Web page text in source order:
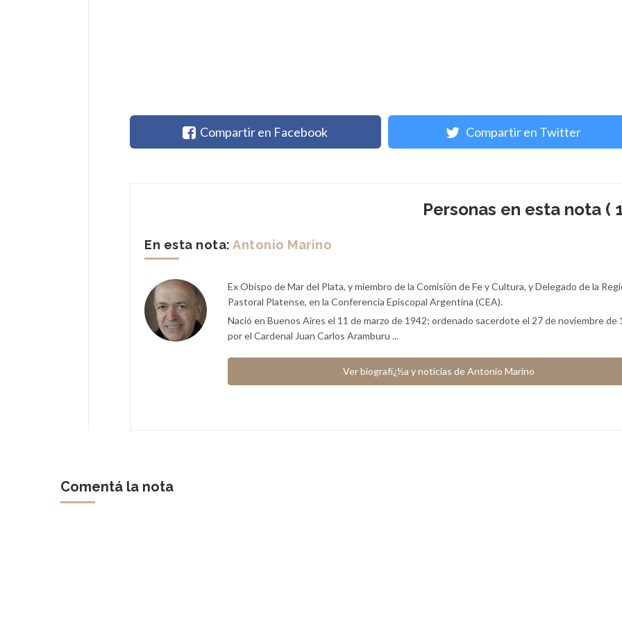
Compartir en Facebook Compartir en Twitter
Personas en esta nota (
En esta nota: Antonio Marino
Ex Obispo de Mar del Plata, y miembro de la Comisión de Fe y Cultura, y Delegado de la
Pastoral Platense, en la Conferencia Episcopal Argentina (CEA).
Nació en Buenos Aires el 11 de marzo de 1942; ordenado sacerdote el 27 de noviembre de
por el Cardenal Juan Carlos Aramburu ...
Ver biografï¿½a y noticias de Antonio Marino
Comentá la nota